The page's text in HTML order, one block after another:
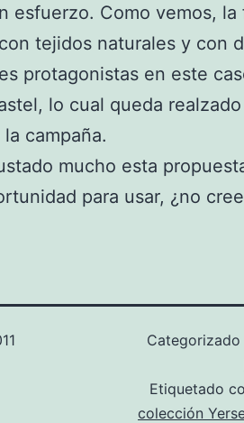
esfuerzo. Como vemos, la
tejidos naturales y con
protagonistas en este
lo cual queda
campaña.
mucho esta
para usar, ¿no
Etiquetado
colección